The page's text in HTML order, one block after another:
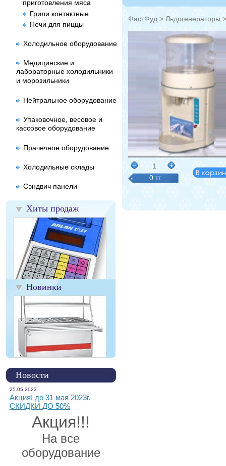
приготовления мяса
Грили контактные
Печи для пиццы
Холодильное оборудование
Медицинские и
лабораторные холодильники
и морозильники
Нейтральное оборудование
Упаковочное, весовое и
кассовое оборудование
Прачечное оборудование
Холодильные склады
Сэндвич панели
Хиты продаж
Новинки
Новости
25.05.2023
Акция! до 31 мая 2023г.
СКИДКИ ДО 50%
Акция!!!
На все
оборудование
ФастФуд > Льдогенераторы
1
0 тг.